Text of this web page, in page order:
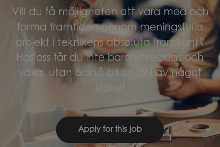
Vill du få möjligheten att vara med och
forma framtiden genom meningsfulla
projekt i teknikens absoluta framkant?
Hos oss får du inte bara utvecklas och
växa, utan också bli en del av något
större!
Apply for this job